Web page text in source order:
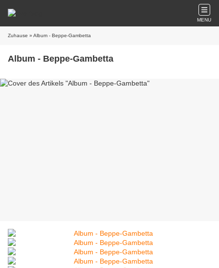
MENU
Zuhause » Album - Beppe-Gambetta
Album - Beppe-Gambetta